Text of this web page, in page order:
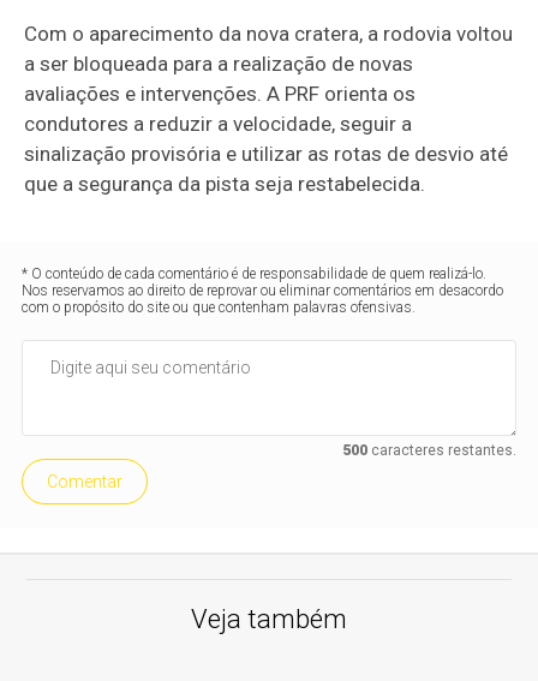
Com o aparecimento da nova cratera, a rodovia voltou
a ser bloqueada para a realização de novas
avaliações e intervenções. A PRF orienta os
condutores a reduzir a velocidade, seguir a
sinalização provisória e utilizar as rotas de desvio até
que a segurança da pista seja restabelecida.
* O conteúdo de cada comentário é de responsabilidade de quem realizá-lo.
Nos reservamos ao direito de reprovar ou eliminar comentários em desacordo
com o propósito do site ou que contenham palavras ofensivas.
500caracteres restantes.
Comentar
Veja também